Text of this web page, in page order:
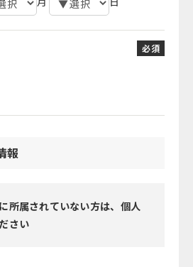
必須
報
属されていない方は、個人
さい